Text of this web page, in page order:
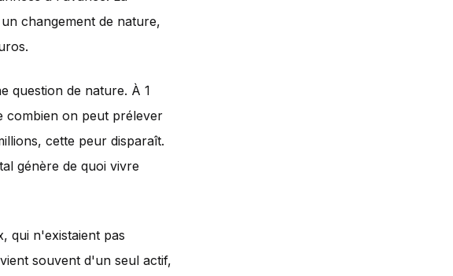
changement de nature,
question de nature. À 1
combien on peut prélever
cette peur disparaît.
génère de quoi vivre
qui n'existaient pas
souvent d'un seul actif,